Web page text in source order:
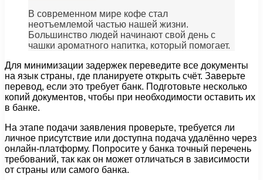
В современном мире кофе стал
неотъемлемой частью нашей жизни.
Большинство людей начинают свой день с
чашки ароматного напитка, который помогает.
Для минимизации задержек переведите все документы
на язык страны, где планируете открыть счёт. Заверьте
перевод, если это требует банк. Подготовьте несколько
копий документов, чтобы при необходимости оставить их
в банке.
На этапе подачи заявления проверьте, требуется ли
личное присутствие или доступна подача удалённо через
онлайн-платформу. Попросите у банка точный перечень
требований, так как он может отличаться в зависимости
от страны или самого банка.